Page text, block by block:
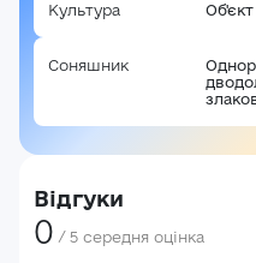
Культура Об'єкт
Соняшник
Відгуки
0 / 5 середня оцінка